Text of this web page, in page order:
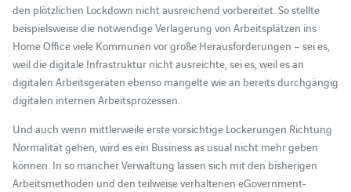
den plötzlichen Lockdown nicht ausreichend vorbereitet. So stellte
beispielsweise die notwendige Verlagerung von Arbeitsplätzen ins
Home Office viele Kommunen vor große Herausforderungen – sei es,
weil die digitale Infrastruktur nicht ausreichte, sei es, weil es an
digitalen Arbeitsgeräten ebenso mangelte wie an bereits durchgängig
digitalen internen Arbeitsprozessen.
Und auch wenn mittlerweile erste vorsichtige Lockerungen Richtung
Normalität gehen, wird es ein Business as usual nicht mehr geben
können. In so mancher Verwaltung lassen sich mit den bisherigen
Arbeitsmethoden und den teilweise verhaltenen eGovernment-